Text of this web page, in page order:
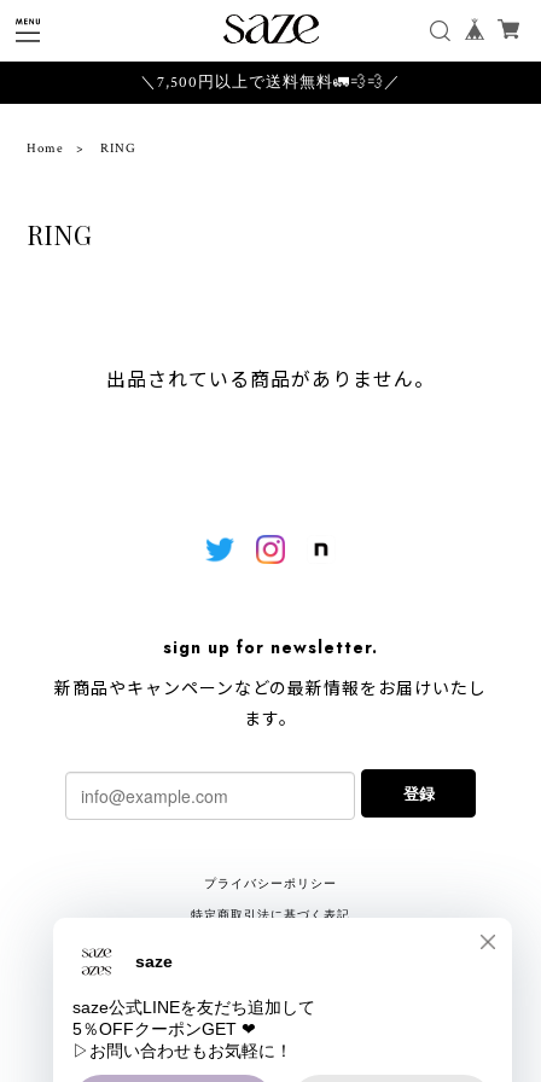
＼7,500円以上で送料無料🚛💨💨／
Home RING
RING
出品されている商品がありません。
sign up for newsletter.
新商品やキャンペーンなどの最新情報をお届けいたし
ます。
登録
プライバシーポリシー
特定商取引法に基づく表記